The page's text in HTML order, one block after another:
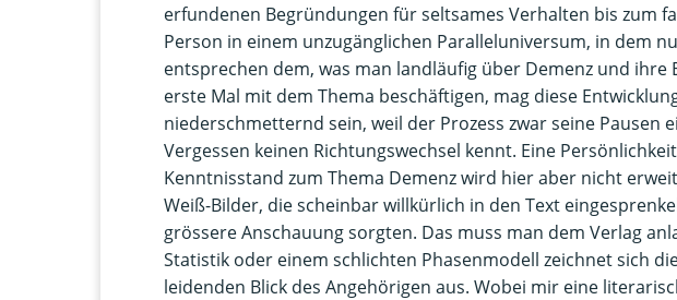
erfundenen Begründungen für seltsames Verhalten bis zum
Person in einem unzugänglichen Paralleluniversum, in dem
entsprechen dem, was man landläufig über Demenz und ihre
erste Mal mit dem Thema beschäftigen, mag diese
niederschmetternd sein, weil der Prozess zwar seine Pausen
Vergessen keinen Richtungswechsel kennt. Eine
Kenntnisstand zum Thema Demenz wird hier aber nicht
Weiß-Bilder, die scheinbar willkürlich in den Text
grössere Anschauung sorgten. Das muss man dem Verlag
Statistik oder einem schlichten Phasenmodell zeichnet sich
leidenden Blick des Angehörigen aus. Wobei mir eine